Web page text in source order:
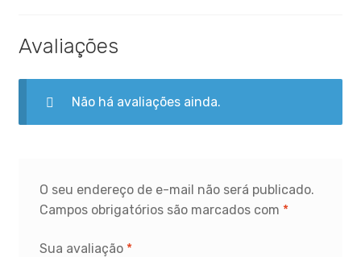
Avaliações
Não há avaliações ainda.
O seu endereço de e-mail não será publicado.
Campos obrigatórios são marcados com *
Sua avaliação *